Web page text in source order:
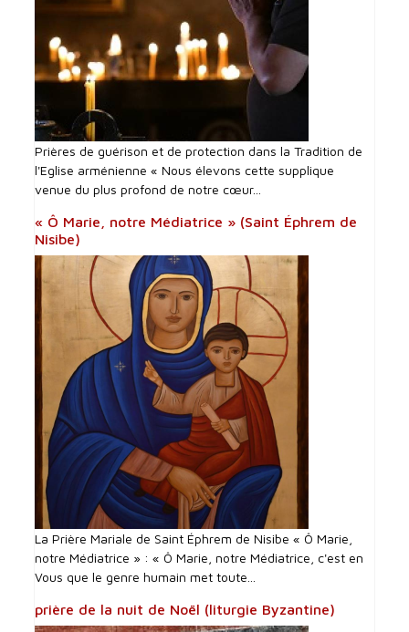
Prières de guérison et de protection dans la Tradition de
l'Eglise arménienne « Nous élevons cette supplique
venue du plus profond de notre cœur...
« Ô Marie, notre Médiatrice » (Saint Éphrem de
Nisibe)
La Prière Mariale de Saint Éphrem de Nisibe « Ô Marie,
notre Médiatrice » : « Ô Marie, notre Médiatrice, c'est en
Vous que le genre humain met toute...
prière de la nuit de Noël (liturgie Byzantine)